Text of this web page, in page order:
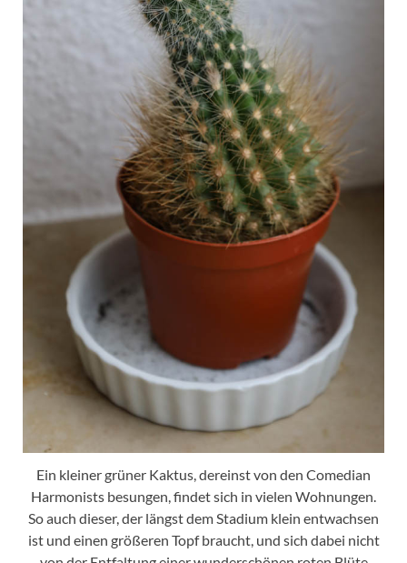
Ein kleiner grüner Kaktus, dereinst von den Comedian
Harmonists besungen, findet sich in vielen Wohnungen.
So auch dieser, der längst dem Stadium klein entwachsen
ist und einen größeren Topf braucht, und sich dabei nicht